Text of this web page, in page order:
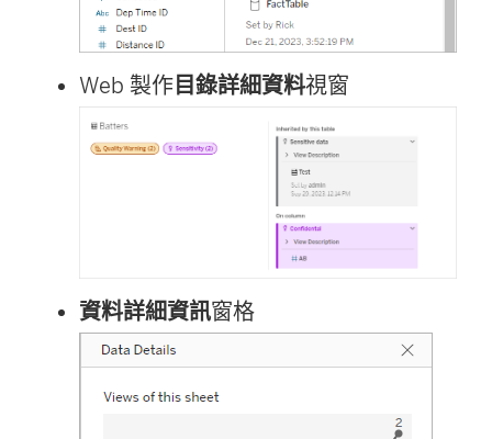
Web 製作 目錄詳細資料視窗
資料詳細資訊窗格